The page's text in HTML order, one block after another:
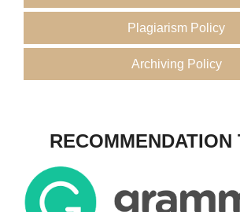
Plagiarism Policy
Archiving Policy
RECOMMENDATION